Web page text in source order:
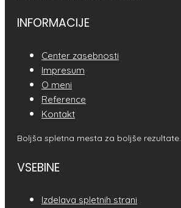
INFORMACIJE
Center zasebnosti
Impresum
O meni
Reference
Kontakt
Boljša spletna mesta za boljše rezultate.
VSEBINE
Izdelava spletnih strani